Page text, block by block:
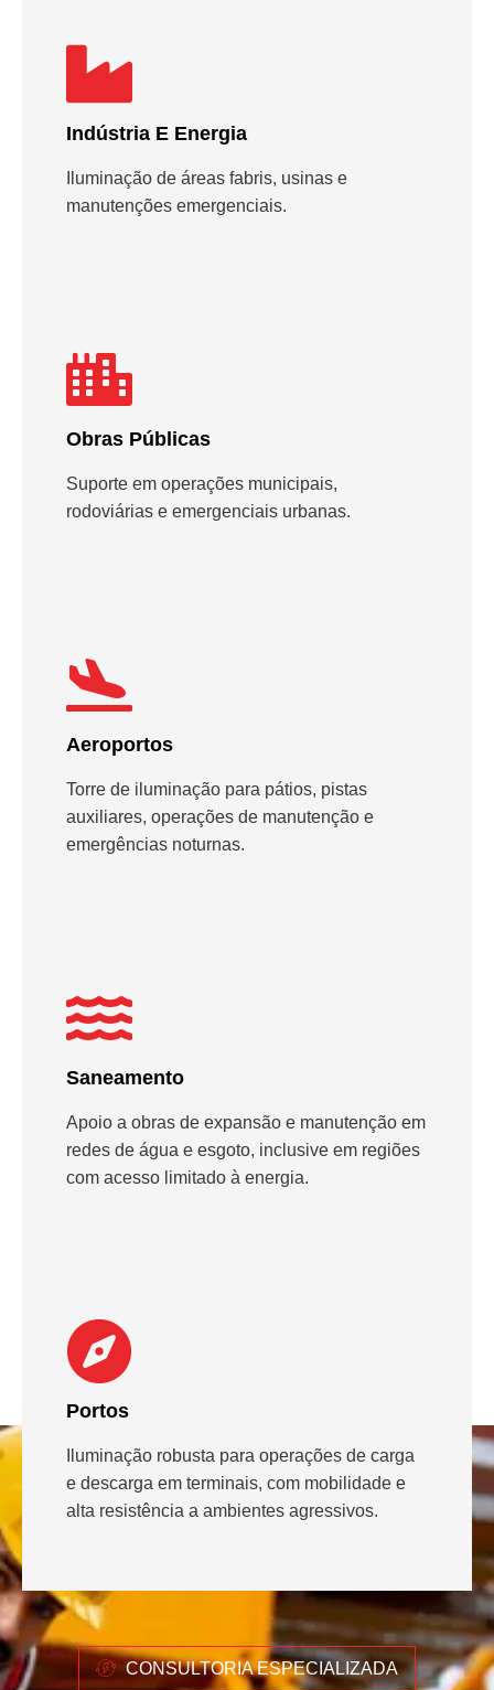
Indústria E Energia
Iluminação de áreas fabris, usinas e
manutenções emergenciais.
Obras Públicas
Suporte em operações municipais,
rodoviárias e emergenciais urbanas.
Aeroportos
Torre de iluminação para pátios, pistas
auxiliares, operações de manutenção e
emergências noturnas.
Saneamento
Apoio a obras de expansão e manutenção em
redes de água e esgoto, inclusive em regiões
com acesso limitado à energia.
Portos
Iluminação robusta para operações de carga
e descarga em terminais, com mobilidade e
alta resistência a ambientes agressivos.
CONSULTORIA ESPECIALIZADA